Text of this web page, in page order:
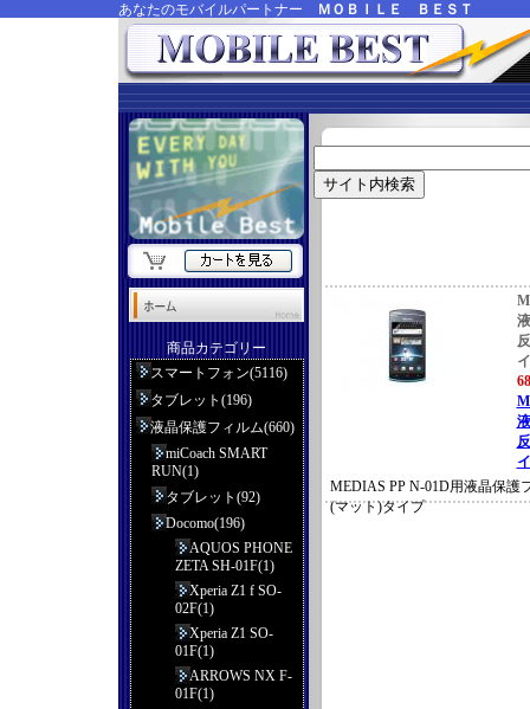
あなたのモバイルパートナー ＭＯＢＩＬＥ ＢＥＳＴ
MEDIAS PP N-01D用液晶保
(マット)タイプ
商品カテゴリー
スマートフォン(5116)
タブレット(196)
液晶保護フィルム(660)
miCoach SMART
RUN(1)
タブレット(92)
Docomo(196)
AQUOS PHONE
ZETA SH-01F(1)
Xperia Z1 f SO-
02F(1)
Xperia Z1 SO-
01F(1)
ARROWS NX F-
01F(1)